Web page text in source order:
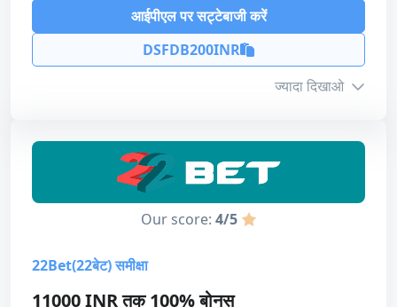
भुगतान की विधि
डिजाइन और उपयोगिता
कुल मिलाकर
भुगतान की विधि
आईपीएल पर सट्टेबाजी करें
DSFDB200INR
ज्यादा दिखाओ
टर्नऑवर
Our score: 4/5
22Bet(22बेट) समीक्षा
11000 INR तक 100% बोनस